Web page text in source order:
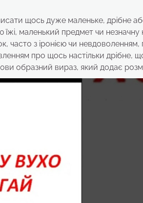
щось дуже маленьке, дрібне
маленький предмет чи незначну
часто з іронією чи
про щось настільки дрібне,
образний вираз, який додає